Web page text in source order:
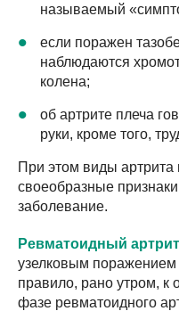
называемый
если поражен
наблюдаются
колена;
об артрите плеча
руки, кроме того,
При этом виды
своеобразные
заболевание.
Ревматоидный артрит
узелковым поражением
правило, рано утром, к
фазе ревматоидного